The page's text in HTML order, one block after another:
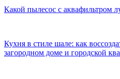
Какой пылесос с аквафильтром
Кухня в стиле шале: как
загородном доме и городской